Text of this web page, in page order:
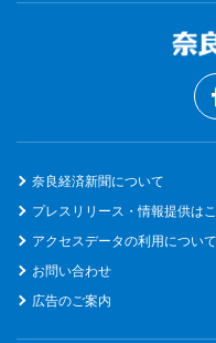
奈良経済新聞について
プレスリリース・情報提供は
アクセスデータの利用について
お問い合わせ
広告のご案内